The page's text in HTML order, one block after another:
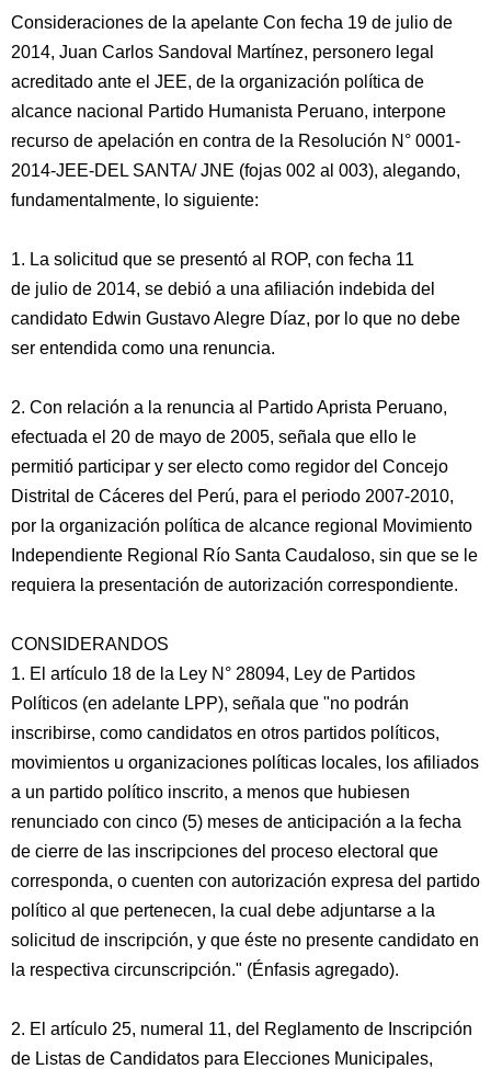
Consideraciones de la apelante Con fecha 19 de julio de
2014, Juan Carlos Sandoval Martínez, personero legal
acreditado ante el JEE, de la organización política de
alcance nacional Partido Humanista Peruano, interpone
recurso de apelación en contra de la Resolución N° 0001-
2014-JEE-DEL SANTA/ JNE (fojas 002 al 003), alegando,
fundamentalmente, lo siguiente:
1. La solicitud que se presentó al ROP, con fecha 11
de julio de 2014, se debió a una afiliación indebida del
candidato Edwin Gustavo Alegre Díaz, por lo que no debe
ser entendida como una renuncia.
2. Con relación a la renuncia al Partido Aprista Peruano,
efectuada el 20 de mayo de 2005, señala que ello le
permitió participar y ser electo como regidor del Concejo
Distrital de Cáceres del Perú, para el periodo 2007-2010,
por la organización política de alcance regional Movimiento
Independiente Regional Río Santa Caudaloso, sin que se le
requiera la presentación de autorización correspondiente.
CONSIDERANDOS
1. El artículo 18 de la Ley N° 28094, Ley de Partidos
Políticos (en adelante LPP), señala que "no podrán
inscribirse, como candidatos en otros partidos políticos,
movimientos u organizaciones políticas locales, los afiliados
a un partido político inscrito, a menos que hubiesen
renunciado con cinco (5) meses de anticipación a la fecha
de cierre de las inscripciones del proceso electoral que
corresponda, o cuenten con autorización expresa del partido
político al que pertenecen, la cual debe adjuntarse a la
solicitud de inscripción, y que éste no presente candidato en
la respectiva circunscripción." (Énfasis agregado).
2. El artículo 25, numeral 11, del Reglamento de Inscripción
de Listas de Candidatos para Elecciones Municipales,